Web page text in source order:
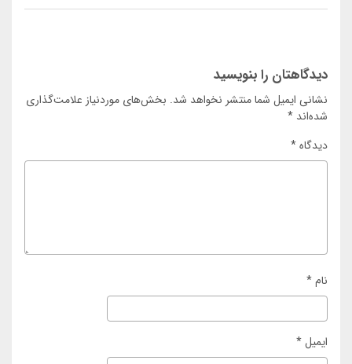
دیدگاهتان را بنویسید
نشانی ایمیل شما منتشر نخواهد شد. بخش‌های موردنیاز علامت‌گذاری
شده‌اند *
دیدگاه*
نام*
ایمیل*